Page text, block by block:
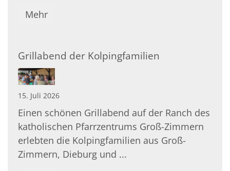
Mehr
Grillabend der Kolpingfamilien
15. Juli 2026
Einen schönen Grillabend auf der Ranch des
katholischen Pfarrzentrums Groß-Zimmern
erlebten die Kolpingfamilien aus Groß-
Zimmern, Dieburg und ...